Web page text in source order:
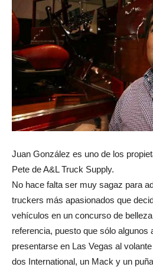
Juan González es uno de los
Pete de A&L Truck Supply.
No hace falta ser muy sagaz para
truckers más apasionados que
vehículos en un concurso de
referencia, puesto que sólo algunos
presentarse en Las Vegas al
dos International, un Mack y un